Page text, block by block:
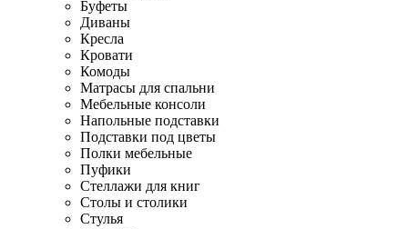
Буфеты
Диваны
Кресла
Кровати
Комоды
Матрасы для спальни
Мебельные консоли
Напольные подставки
Подставки под цветы
Полки мебельные
Пуфики
Стеллажи для книг
Столы и столики
Стулья